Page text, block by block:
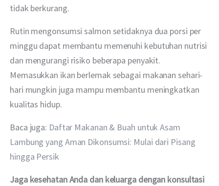
tidak berkurang.
Rutin mengonsumsi salmon setidaknya dua porsi per
minggu dapat membantu memenuhi kebutuhan nutrisi
dan mengurangi risiko beberapa penyakit.
Memasukkan ikan berlemak sebagai makanan sehari-
hari mungkin juga mampu membantu meningkatkan
kualitas hidup.
Baca juga: Daftar Makanan & Buah untuk Asam
Lambung yang Aman Dikonsumsi: Mulai dari Pisang
hingga Persik
Jaga kesehatan Anda dan keluarga dengan konsultasi